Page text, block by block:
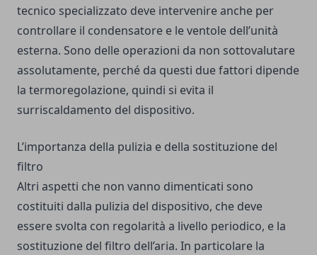
tecnico specializzato deve intervenire anche per
controllare il condensatore e le ventole dell’unità
esterna. Sono delle operazioni da non sottovalutare
assolutamente, perché da questi due fattori dipende
la termoregolazione, quindi si evita il
surriscaldamento del dispositivo.
L’importanza della pulizia e della sostituzione del
filtro
Altri aspetti che non vanno dimenticati sono
costituiti dalla pulizia del dispositivo, che deve
essere svolta con regolarità a livello periodico, e la
sostituzione del filtro dell’aria. In particolare la